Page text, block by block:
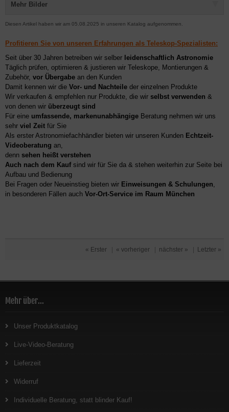
Mehr Bilder
Diesen Artikel haben wir am 05.08.2025 in unseren Katalog aufgenommen.
Profitieren Sie von unseren Erfahrungen als Teleskop-Spezialisten:
Seit über 30 Jahren betreiben wir selber leidenschaftlich Astronomie
Täglich prüfen, optimieren & justieren wir Teleskope, Montierungen &
Zubehör, vor Übergabe an den Kunden
Damit kennen wir die Vor- und Nachteile der einzelnen Produkte
Wir verkaufen & empfehlen nur Produkte, die wir selbst verwenden &
von denen wir überzeugt sind
Für eine umfassende, markenunabhängige Beratung nehmen wir uns
sehr viel Zeit für Sie
Als erster Astronomiefachhändler bieten wir unseren Kunden Echtzeit-
Videoberatung an,
denn sehen heißt verstehen
Auch nach dem Kaufsind wir für Sie da & stehen weiterhin zur Seite bei
Aufbau und Bedienung
Bei Fragen oder Neueinstieg bieten wir Einweisungen & Schulungen,
in besonderen Fällen auch Vor-Ort-Service im Raum München
« Erster « vorheriger nächster » Letzter »
Mehr über...
Unser Produktkatalog
Live-Video-Beratung
Lieferzeit
Widerruf
Individuelle Beratung, statt blinder Kauf!